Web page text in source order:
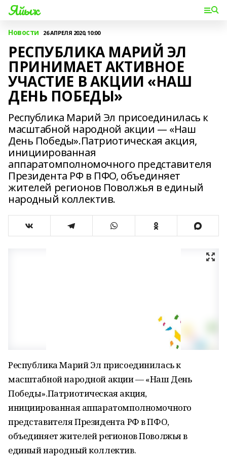
Яйыҡ
Новости 26 АПРЕЛЯ 2020, 10:00
РЕСПУБЛИКА МАРИЙ ЭЛ
ПРИНИМАЕТ АКТИВНОЕ
УЧАСТИЕ В АКЦИИ «НАШ
ДЕНЬ ПОБЕДЫ»
Республика Марий Эл присоединилась к
масштабной народной акции — «Наш
День Победы».Патриотическая акция,
инициированная
аппаратомполномочного представителя
Президента РФ в ПФО, объединяет
жителей регионов Поволжья в единый
народный коллектив.
Республика Марий Эл присоединилась к
масштабной народной акции — «Наш День
Победы».Патриотическая акция,
инициированная аппаратомполномочного
представителя Президента РФ в ПФО,
объединяет жителей регионов Поволжья в
единый народный коллектив.